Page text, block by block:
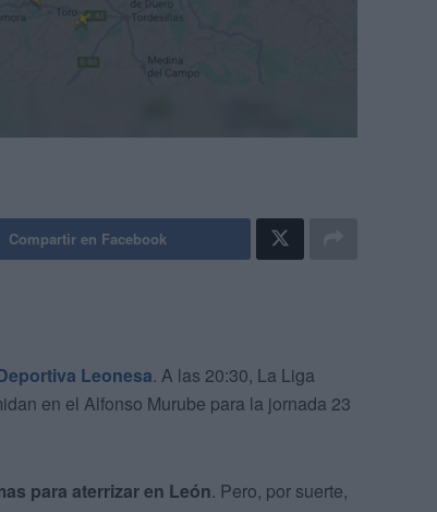
Compartir en Facebook
Leonesa. A las 20:30, La Liga
en el Alfonso Murube para la jornada 23
para aterrizar en León. Pero, por suerte,